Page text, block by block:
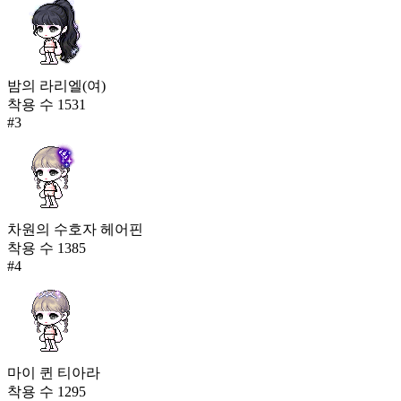
밤의 라리엘(여)
착용 수 1531
#3
차원의 수호자 헤어핀
착용 수 1385
#4
마이 퀸 티아라
착용 수 1295